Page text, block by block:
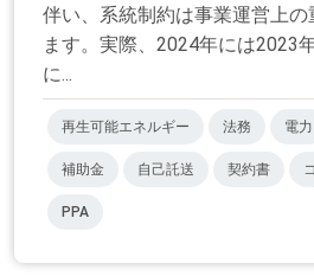
伴い、系統制約は事業運営上
ます。実際、2024年には2023
に...
再生可能エネルギー 法務 電力
補助金 自己託送 契約書
PPA